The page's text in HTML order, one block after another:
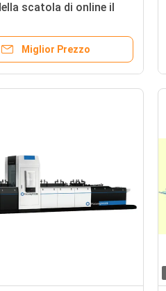
scatola di online il
Miglior Prezzo